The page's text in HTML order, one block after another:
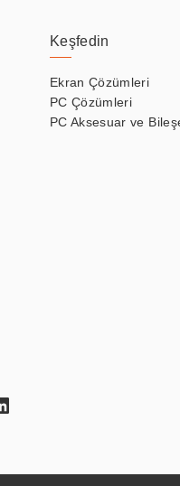
Keşfedin
Ekran Çözümleri
PC Çözümleri
PC Aksesuar ve